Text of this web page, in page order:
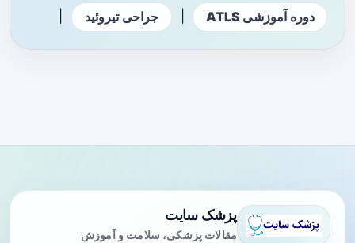
دوره آموزشی ATLS جراحی تیروئید
پزشک سایت
مقالات پزشکی، سلامت و آموزش